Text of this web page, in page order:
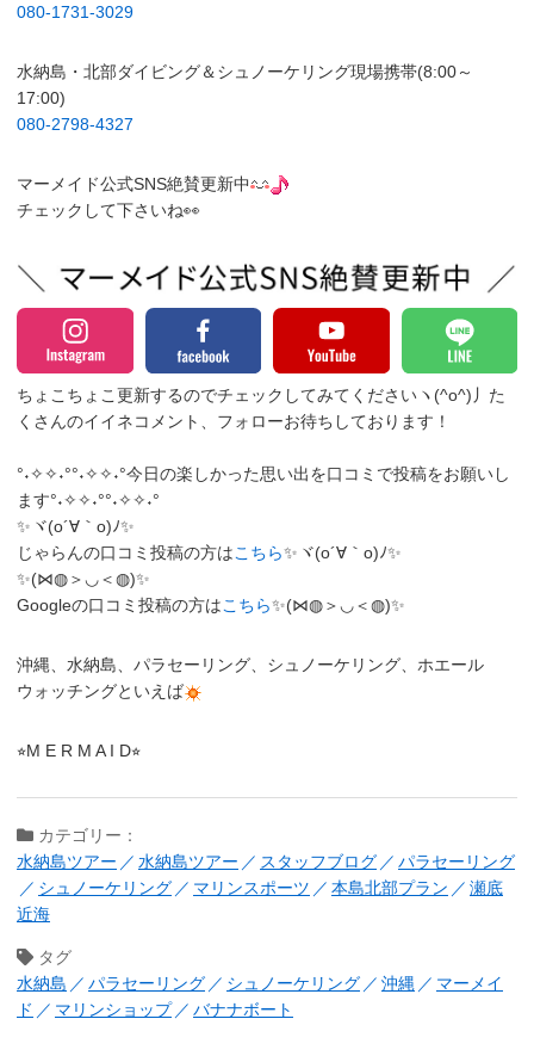
080-1731-3029
水納島・北部ダイビング＆シュノーケリング現場携帯(8:00～
17:00)
080-2798-4327
マーメイド公式SNS絶賛更新中
チェックして下さいね👀
ちょこちょこ更新するのでチェックしてみてくださいヽ(^o^)丿 た
くさんのイイネコメント、フォローお待ちしております！
°˖✧✧˖°°˖✧✧˖°今日の楽しかった思い出を口コミで投稿をお願いし
ます°˖✧✧˖°°˖✧✧˖°
✨ヾ(o´∀｀o)ﾉ✨
じゃらんの口コミ投稿の方はこちら✨ヾ(o´∀｀o)ﾉ✨
✨(⋈◍＞◡＜◍)✨
Googleの口コミ投稿の方はこちら✨(⋈◍＞◡＜◍)✨
沖縄、水納島、パラセーリング、シュノーケリング、ホエール
ウォッチングといえば
⭐︎M E R M A I D⭐︎
カテゴリー：
水納島ツアー
水納島ツアー スタッフブログ
パラセーリング
シュノーケリング
マリンスポーツ 本島北部プラン
瀬底
近海
タグ
水納島
パラセーリング シュノーケリング 沖縄
マーメイ
ド
マリンショップ バナナボート